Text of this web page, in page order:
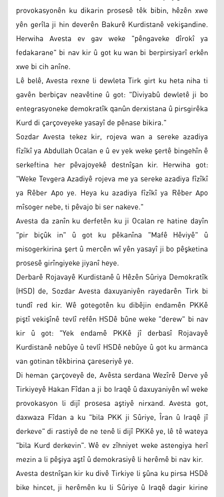
provokasyonên ku dikarin prosesê têk bibin, hêzên xwe
yên gerîla ji hin deverên Bakurê Kurdistanê vekişandine.
Herwiha Avesta ev gav weke "pêngaveke dîrokî ya
fedakarane" bi nav kir û got ku wan bi berpirsiyarî erkên
xwe bi cih anîne.
Lê belê, Avesta rexne li dewleta Tirk girt ku heta niha ti
gavên berbiçav neavêtine û got: "Diviyabû dewletê ji bo
entegrasyoneke demokratîk qanûn derxistana û pirsgirêka
Kurd di çarçoveyeke yasayî de pênase bikira."
Sozdar Avesta tekez kir, rojeva wan a sereke azadiya
fîzîkî ya Abdullah Ocalan e û ev yek weke şertê bingehîn ê
serkeftina her pêvajoyekê destnîşan kir. Herwiha got:
"Weke Tevgera Azadiyê rojeva me ya sereke azadiya fîzîkî
ya Rêber Apo ye. Heya ku azadiya fîzîkî ya Rêber Apo
mîsoger nebe, ti pêvajo bi ser nakeve."
Avesta da zanîn ku derfetên ku ji Ocalan re hatine dayîn
"pir biçûk in" û got ku pêkanîna "Mafê Hêviyê" û
misogerkirina şert û mercên wî yên yasayî ji bo pêşketina
prosesê girîngiyeke jiyanî heye.
Derbarê Rojavayê Kurdistanê û Hêzên Sûriya Demokratîk
(HSD) de, Sozdar Avesta daxuyaniyên rayedarên Tirk bi
tundî red kir. Wê gotegotên ku dibêjin endamên PKKê
piştî vekişînê tevlî refên HSDê bûne weke "derew" bi nav
kir û got: "Yek endamê PKKê jî derbasî Rojavayê
Kurdistanê nebûye û tevlî HSDê nebûye û got ku armanca
van gotinan têkbirina çareseriyê ye.
Di heman çarçoveyê de, Avêsta serdana Wezîrê Derve yê
Tirkiyeyê Hakan Fîdan a ji bo Iraqê û daxuyaniyên wî weke
provokasyon li dijî prosesa aştiyê nirxand. Avesta got,
daxwaza Fîdan a ku "bila PKK ji Sûriye, Îran û Iraqê jî
derkeve" di rastiyê de ne tenê li dijî PKKê ye, lê tê wateya
"bila Kurd derkevin". Wê ev zîhniyet weke astengiya herî
mezin a li pêşiya aştî û demokrasiyê li herêmê bi nav kir.
Avesta destnîşan kir ku divê Tirkiye li şûna ku pirsa HSDê
bike hincet, ji herêmên ku li Sûriye û Iraqê dagir kirine